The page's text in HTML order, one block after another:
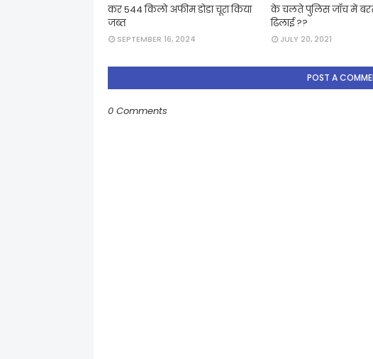
कर 544 किलो अफीम डोडा चूरा किया
जब्त
SEPTEMBER 16, 2024
के चलते पुलिस जाँच में
ढिलाई ??
JULY 20, 2021
POST A
0 Comments